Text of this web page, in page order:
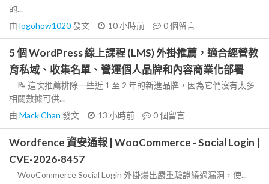
的...
由 logohow1020發文 10 小時前 0個留言
5 個 WordPress 線上課程 (LMS) 外掛推薦，適合經營教
育私域、收集名單、營運個人品牌和內容商業化部署
📝 這次推薦排除一些近 1 至 2 年的新進品牌，因為它們沒有太多
相關數據可供...
由 Mack Chan 發文 13 小時前 0個留言
Wordfence 資安通報 | WooCommerce - Social Login |
CVE-2026-8457
WooCommerce Social Login 外掛爆出嚴重驗證繞過漏洞，使...